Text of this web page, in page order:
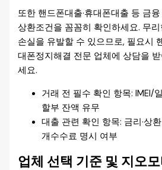
또한 핸드폰대출·휴대폰대출 등 금
상환조건을 꼼꼼히 확인하세요. 무
손실을 유발할 수 있으므로, 필요시
대폰정지해결 전문 업체에 상담을
세요.
거래 전 필수 확인 항목: IMEI/
할부 잔액 유무
대출 관련 확인 항목: 금리·상
개수수료 명시 여부
업체 선택 기준 및 지오